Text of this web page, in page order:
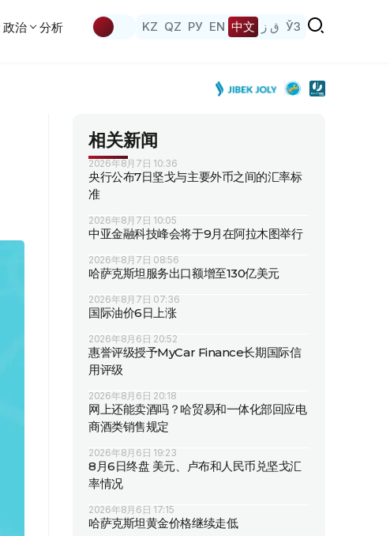
政治 分析 KZ QZ РУ EN 中文 ق ز ЎЗ
相关新闻
2026年8月7日 10:36
央行公布7日坚戈与主要外币之间的汇率标
准
2026年8月7日 10:05
中亚金融科技峰会将于9月在阿拉木图举行
2026年8月7日 08:56
哈萨克斯坦服务出口额增至130亿美元
2026年8月7日 07:36
国际油价6日上涨
2026年8月6日 20:52
惠誉评级授予MyCar Finance长期国际信
用评级
2026年8月6日 20:18
网上还能卖酒吗？哈贸易和一体化部回应电
商酒类销售规定
2026年8月6日 19:23
8月6日终盘 美元、卢布和人民币兑坚戈汇
率情况
2026年8月6日 17:15
哈萨克斯坦黄金价格继续走低